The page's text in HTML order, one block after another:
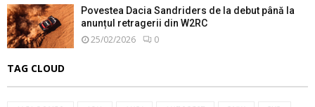
Povestea Dacia Sandriders de la debut până la
anunțul retragerii din W2RC
25/02/2026 0
TAG CLOUD